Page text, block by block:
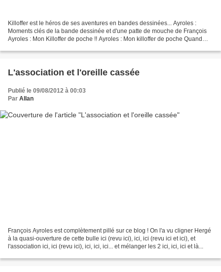
Killoffer est le héros de ses aventures en bandes dessinées... Ayroles :
Moments clés de la bande dessinée et d'une patte de mouche de François
Ayroles : Mon Killoffer de poche !! Ayroles : Mon killoffer de poche Quand
L'association et l'oreille cassée
Publié le 09/08/2012 à 00:03
Par Allan
François Ayroles est complètement pillé sur ce blog ! On l'a vu cligner Hergé
à la quasi-ouverture de cette bulle ici (revu ici), ici, ici (revu ici et ici), et
l'association ici, ici (revu ici), ici, ici, ici... et mélanger les 2 ici, ici, ici et là...